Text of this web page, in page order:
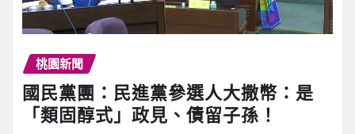
桃園新聞
國民黨團：民進黨參選人大撒幣：是
「類固醇式」政見、債留子孫！